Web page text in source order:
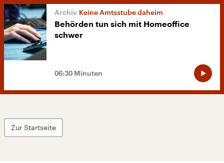
Keine Amtsstube daheim
Behörden tun sich mit Homeoffice
schwer
06:30 Minuten
Zur Startseite